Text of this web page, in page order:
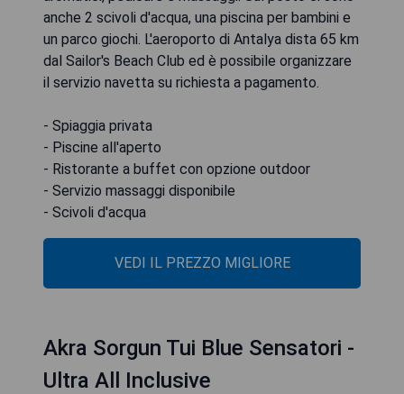
anche 2 scivoli d'acqua, una piscina per bambini e
un parco giochi. L'aeroporto di Antalya dista 65 km
dal Sailor's Beach Club ed è possibile organizzare
il servizio navetta su richiesta a pagamento.
- Spiaggia privata
- Piscine all'aperto
- Ristorante a buffet con opzione outdoor
- Servizio massaggi disponibile
- Scivoli d'acqua
VEDI IL PREZZO MIGLIORE
Akra Sorgun Tui Blue Sensatori -
Ultra All Inclusive